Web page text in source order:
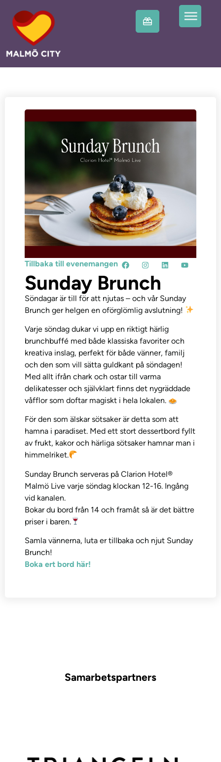
Tillbaka till evenemangen
Sunday Brunch
Söndagar är till för att njutas – och vår Sunday
Brunch ger helgen en oförglömlig avslutning!
Varje söndag dukar vi upp en riktigt härlig
brunchbuffé med både klassiska favoriter och
kreativa inslag, perfekt för både vänner, familj
och den som vill sätta guldkant på söndagen!
Med allt ifrån chark och ostar till varma
delikatesser och självklart finns det nygräddade
våfflor som doftar magiskt i hela lokalen.
För den som älskar sötsaker är detta som att
hamna i paradiset. Med ett stort dessertbord fyllt
av frukt, kakor och härliga sötsaker hamnar man i
himmelriket.
Sunday Brunch serveras på Clarion Hotel®
Malmö Live varje söndag klockan 12-16. Ingång
vid kanalen.
Bokar du bord från 14 och framåt så är det bättre
priser i baren.
Samla vännerna, luta er tillbaka och njut Sunday
Brunch!
Boka ert bord här!
Samarbetspartners